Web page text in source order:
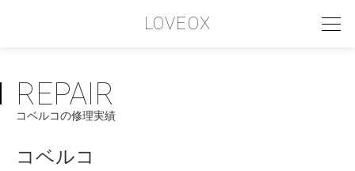
LOVEOX
PHILOSOPHY
フィロソフィー
COMPANY PROFILE
REPAIR
コベルコの修理実績
コベルコ